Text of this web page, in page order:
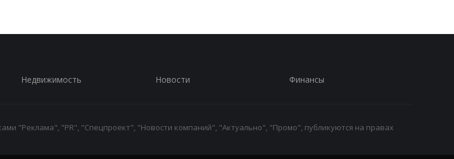
Недвижимость Новости Финансы
"Реклама", "PR", "Спецпроект", "Новости компаний", "Актуально", "Промо", публикуются на правах